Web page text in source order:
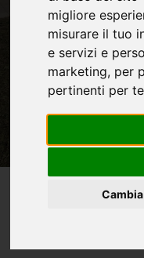
migliore
misurare il tuo
e servizi e
marketing, per
pertinenti per te
IN VENDITA
Stupendo